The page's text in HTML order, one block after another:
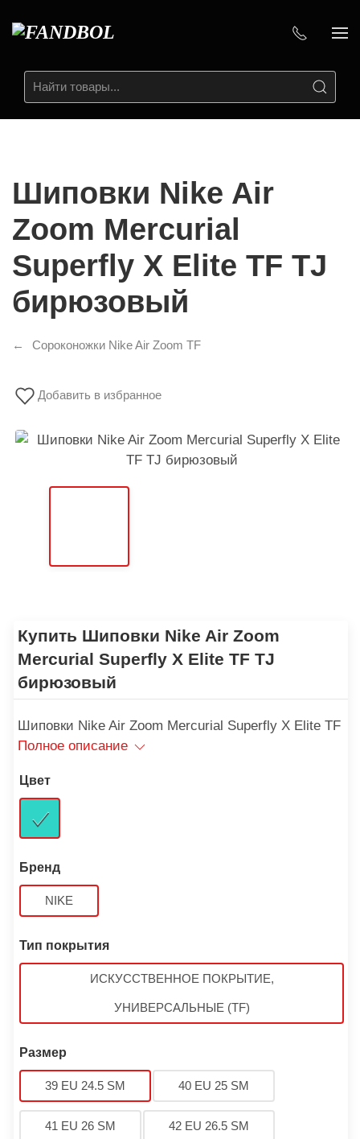
Шиповки Nike Air
Zoom Mercurial
Superfly X Elite TF TJ
бирюзовый
Сороконожки Nike Air Zoom TF
Добавить в избранное
Купить Шиповки Nike Air Zoom
Mercurial Superfly X Elite TF TJ
бирюзовый
Шиповки Nike Air Zoom Mercurial Superfly X Elite TF
Полное описание
Цвет
Бренд
NIKE
Тип покрытия
ИСКУССТВЕННОЕ ПОКРЫТИЕ,
УНИВЕРСАЛЬНЫЕ (TF)
Размер
39 EU 24.5 SM 40 EU 25 SM
41 EU 26 SM 42 EU 26.5 SM